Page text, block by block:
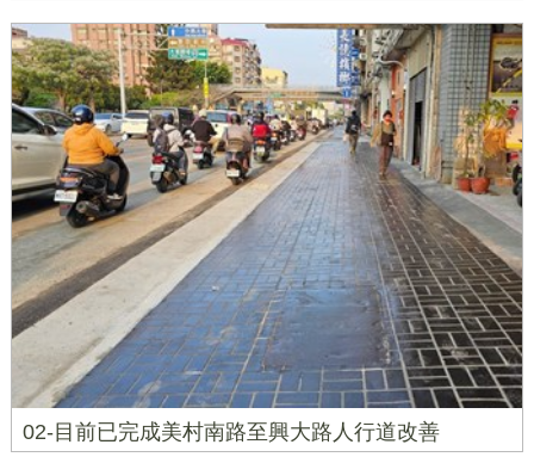
02-目前已完成美村南路至興大路人行道改善